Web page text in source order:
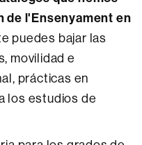
de l'Ensenyament en
puedes bajar las
movilidad e
prácticas en
los estudios de